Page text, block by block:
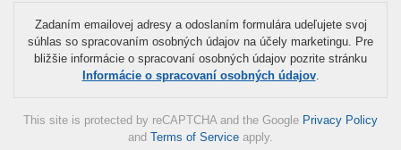
Zadaním emailovej adresy a odoslaním formulára udeľujete svoj
súhlas so spracovaním osobných údajov na účely marketingu. Pre
bližšie informácie o spracovaní osobných údajov pozrite stránku
Informácie o spracovaní osobných údajov.
This site is protected by reCAPTCHA and the Google Privacy Policy
and Terms of Service apply.